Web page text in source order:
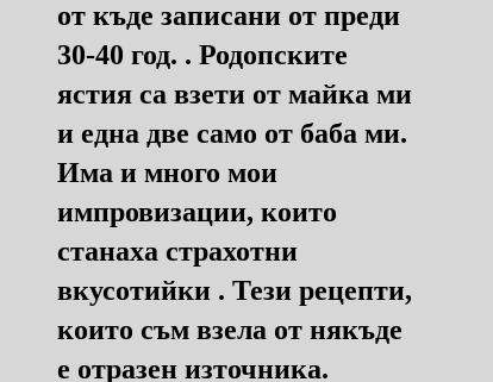
от къде записани от преди
30-40 год. . Родопските
ястия са взети от майка ми
и една две само от баба ми.
Има и много мои
импровизации, които
станаха страхотни
вкусотийки . Тези рецепти,
които съм взела от някъде
е отразен източника.